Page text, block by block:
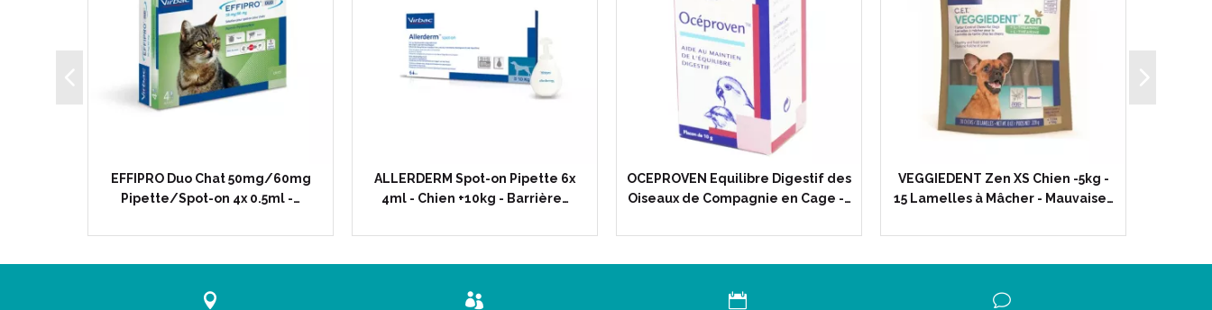
EFFIPRO Duo Chat 50mg/60mg
Pipette/Spot-on 4x 0.5ml -…
ALLERDERM Spot-on Pipette 6x
4ml - Chien +10kg - Barrière…
OCEPROVEN Equilibre Digestif des
Oiseaux de Compagnie en Cage -…
VEGGIEDENT Zen XS Chien -5kg -
15 Lamelles à Mâcher - Mauvaise…